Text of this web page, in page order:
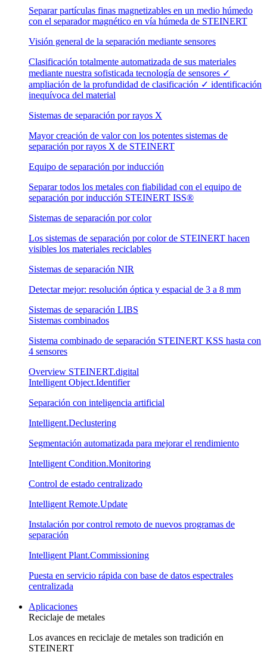
Separar partículas finas magnetizables en un medio húmedo
con el separador magnético en vía húmeda de STEINERT
Visión general de la separación mediante sensores
Clasificación totalmente automatizada de sus materiales
mediante nuestra sofisticada tecnología de sensores ✓
ampliación de la profundidad de clasificación ✓ identificación
inequívoca del material
Sistemas de separación por rayos X
Mayor creación de valor con los potentes sistemas de
separación por rayos X de STEINERT
Equipo de separación por inducción
Separar todos los metales con fiabilidad con el equipo de
separación por inducción STEINERT ISS®
Sistemas de separación por color
Los sistemas de separación por color de STEINERT hacen
visibles los materiales reciclables
Sistemas de separación NIR
Detectar mejor: resolución óptica y espacial de 3 a 8 mm
Sistemas de separación LIBS
Sistemas combinados
Sistema combinado de separación STEINERT KSS hasta con
4 sensores
Overview STEINERT.digital
Intelligent Object.Identifier
Separación con inteligencia artificial
Intelligent.Declustering
Segmentación automatizada para mejorar el rendimiento
Intelligent Condition.Monitoring
Control de estado centralizado
Intelligent Remote.Update
Instalación por control remoto de nuevos programas de
separación
Intelligent Plant.Commissioning
Puesta en servicio rápida con base de datos espectrales
centralizada
Aplicaciones
Reciclaje de metales
Los avances en reciclaje de metales son tradición en
STEINERT